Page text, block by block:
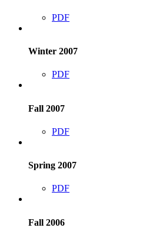
PDF
Winter 2007
PDF
Fall 2007
PDF
Spring 2007
PDF
Fall 2006